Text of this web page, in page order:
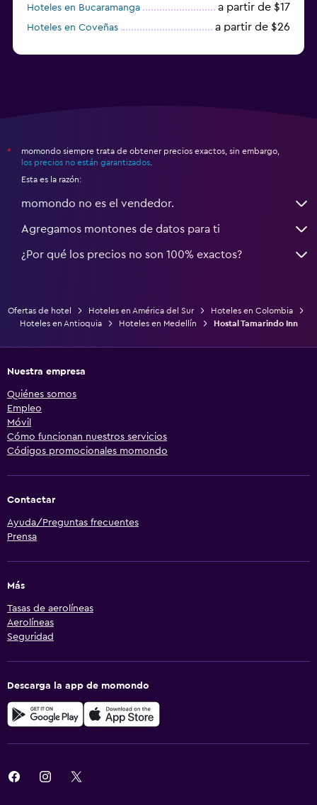
Hoteles en Bucaramanga a partir de $17
Hoteles en Coveñas a partir de $26
*
momondo siempre trata de obtener precios exactos, sin embargo,
los precios no están garantizados
Esta es la razón:
momondo no es el vendedor.
Agregamos montones de datos para ti
¿Por qué los precios no son 100% exactos?
Ofertas de hotel Hoteles en América del Sur
Hoteles en Colombia
Hoteles en Antioquia
Hoteles en Medellín Hostal Tamarindo Inn
Nuestra empresa
Quiénes somos
Empleo
Móvil
Cómo funcionan nuestros servicios
Códigos promocionales momondo
Contactar
Ayuda/Preguntas frecuentes
Prensa
Más
Tasas de aerolíneas
Aerolíneas
Seguridad
Descarga la app de momondo